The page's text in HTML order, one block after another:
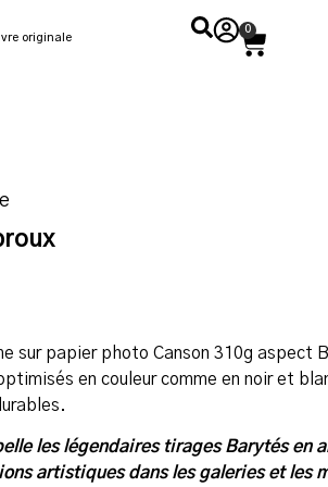
originale
0
sur papier photo Canson 310g aspect
en couleur comme en noir et
les légendaires tirages Barytés en
artistiques dans les galeries et les